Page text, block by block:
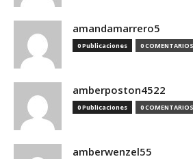
amandamarrero5
0 Publicaciones 0 COMENTARIOS
amberposton4522
0 Publicaciones 0 COMENTARIOS
amberwenzel55